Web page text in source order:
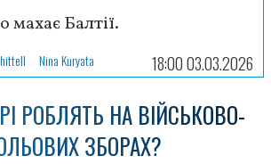
махає Балтії.
Nina Kuryata 18:00 03.03.2026
РОБЛЯТЬ НА ВІЙСЬКОВО-
ЗБОРАХ?